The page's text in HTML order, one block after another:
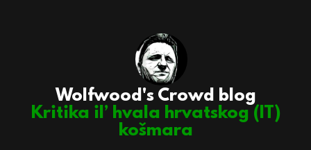
Wolfwood's Crowd blog
Kritika il’ hvala hrvatskog (IT)
košmara